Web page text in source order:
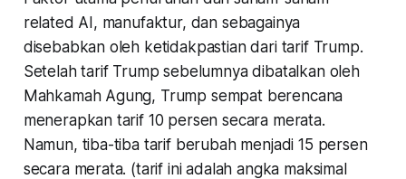
related AI, manufaktur, dan sebagainya
disebabkan oleh ketidakpastian dari tarif Trump.
Setelah tarif Trump sebelumnya dibatalkan oleh
Mahkamah Agung, Trump sempat berencana
menerapkan tarif 10 persen secara merata.
Namun, tiba-tiba tarif berubah menjadi 15 persen
secara merata. (tarif ini adalah angka maksimal